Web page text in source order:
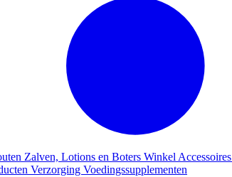
Zalven, Lotions en Boters WinkelAccessoires
Verzorging Voedingssupplementen